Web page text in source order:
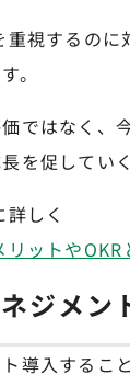
視するの
。
ではなく、
を促していく
しく
ットやOKR
ジメン
導入するこ